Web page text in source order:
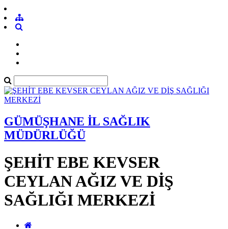
GÜMÜŞHANE İL SAĞLIK
MÜDÜRLÜĞÜ
ŞEHİT EBE KEVSER
CEYLAN AĞIZ VE DİŞ
SAĞLIĞI MERKEZİ